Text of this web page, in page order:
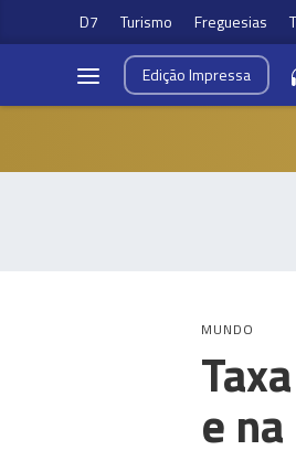
D7 Turismo Freguesias
EdiçãoImpressa
MUNDO
e